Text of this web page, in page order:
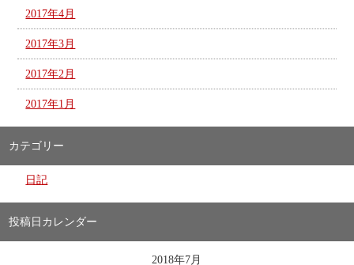
2017年4月
2017年3月
2017年2月
2017年1月
カテゴリー
日記
投稿日カレンダー
2018年7月